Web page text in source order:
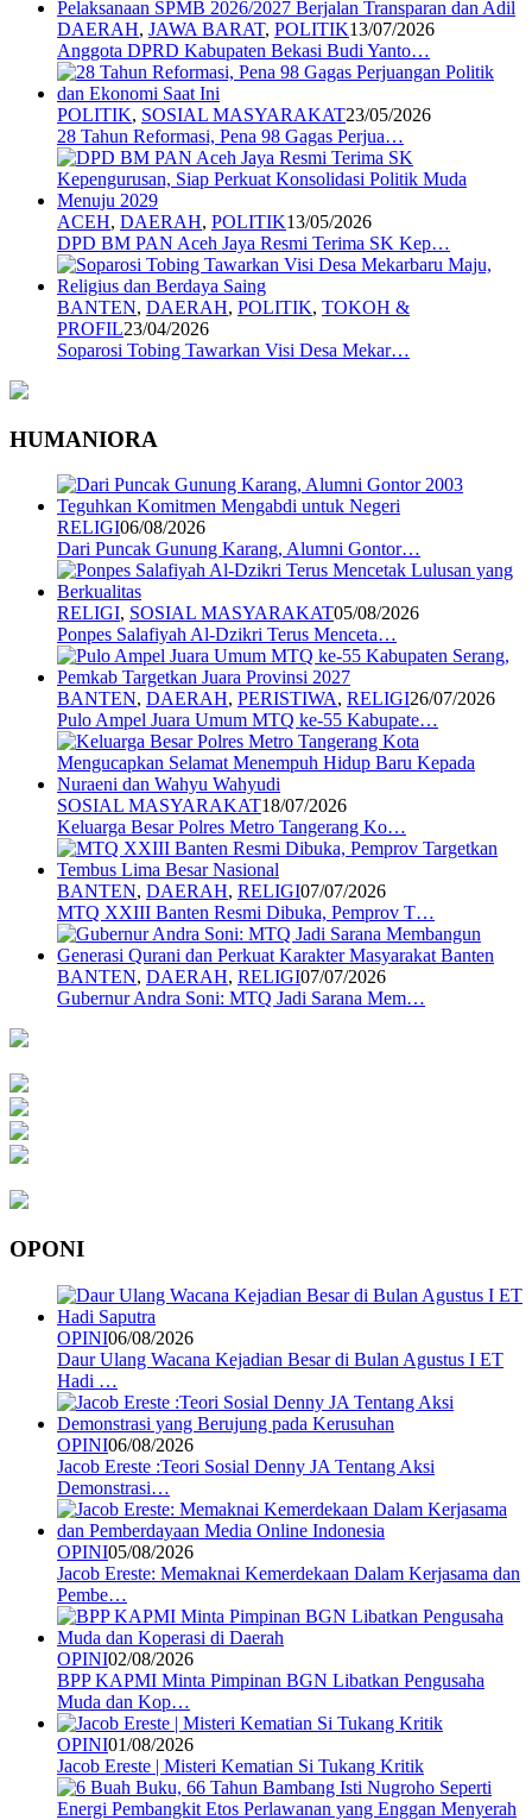
DAERAH, JAWA BARAT, POLITIK13/07/2026
Anggota DPRD Kabupaten Bekasi Budi Yanto…
POLITIK, SOSIAL MASYARAKAT23/05/2026
28 Tahun Reformasi, Pena 98 Gagas Perjua…
ACEH, DAERAH, POLITIK13/05/2026
DPD BM PAN Aceh Jaya Resmi Terima SK Kep…
BANTEN, DAERAH, POLITIK, TOKOH &
PROFIL23/04/2026
Soparosi Tobing Tawarkan Visi Desa Mekar…
HUMANIORA
RELIGI06/08/2026
Dari Puncak Gunung Karang, Alumni Gontor…
RELIGI, SOSIAL MASYARAKAT05/08/2026
Ponpes Salafiyah Al-Dzikri Terus Menceta…
BANTEN, DAERAH, PERISTIWA, RELIGI26/07/2026
Pulo Ampel Juara Umum MTQ ke-55 Kabupate…
SOSIAL MASYARAKAT18/07/2026
Keluarga Besar Polres Metro Tangerang Ko…
BANTEN, DAERAH, RELIGI07/07/2026
MTQ XXIII Banten Resmi Dibuka, Pemprov T…
BANTEN, DAERAH, RELIGI07/07/2026
Gubernur Andra Soni: MTQ Jadi Sarana Mem…
OPONI
OPINI06/08/2026
Daur Ulang Wacana Kejadian Besar di Bulan Agustus I ET
Hadi …
OPINI06/08/2026
Jacob Ereste :Teori Sosial Denny JA Tentang Aksi
Demonstrasi…
OPINI05/08/2026
Jacob Ereste: Memaknai Kemerdekaan Dalam Kerjasama dan
Pembe…
OPINI02/08/2026
BPP KAPMI Minta Pimpinan BGN Libatkan Pengusaha
Muda dan Kop…
OPINI01/08/2026
Jacob Ereste | Misteri Kematian Si Tukang Kritik